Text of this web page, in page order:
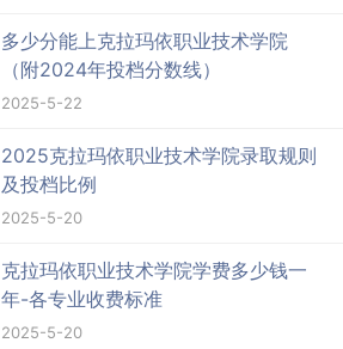
多少分能上克拉玛依职业技术学院
（附2024年投档分数线）
2025-5-22
2025克拉玛依职业技术学院录取规则
及投档比例
2025-5-20
克拉玛依职业技术学院学费多少钱一
年-各专业收费标准
2025-5-20